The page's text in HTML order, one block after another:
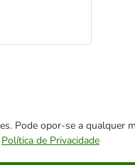
Pode opor-se a qualquer
Política de Privacidade